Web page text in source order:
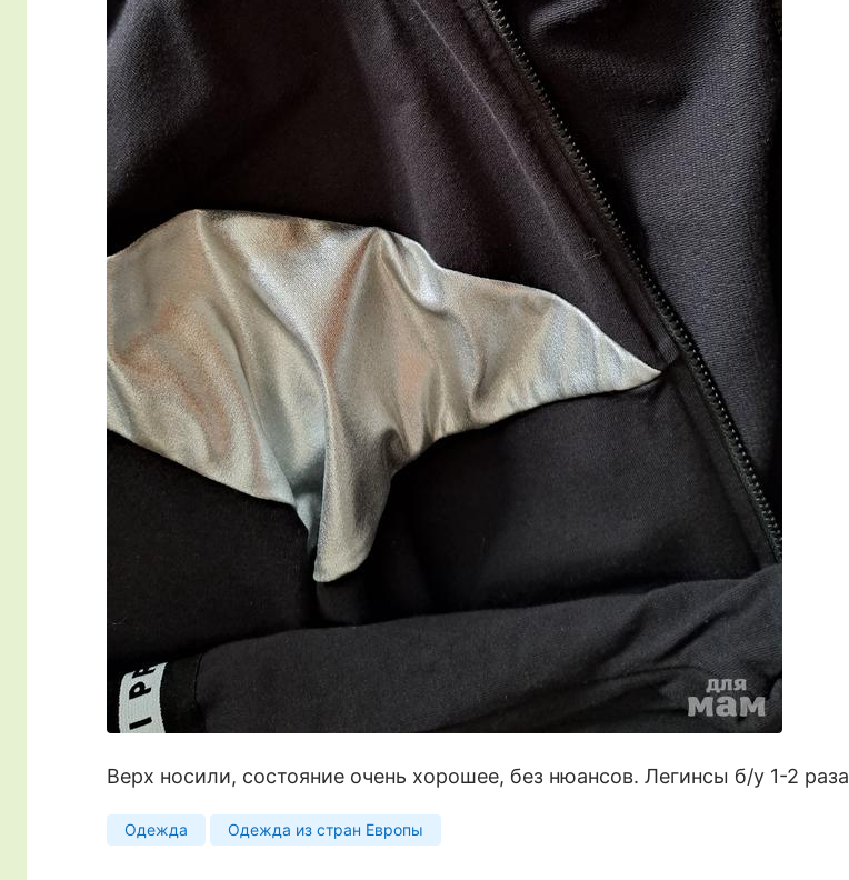
Верх носили, состояние очень хорошее, без нюансов. Легинсы б/у 1-2 раза
Одежда Одежда из стран Европы